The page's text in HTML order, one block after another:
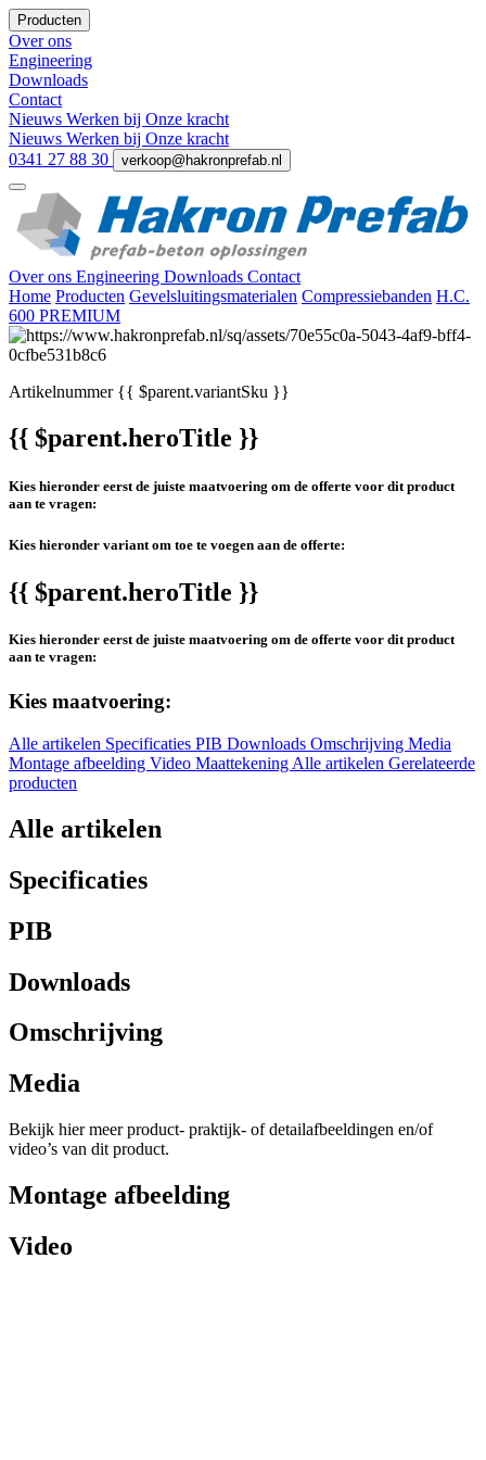
Producten
Over ons
Engineering
Downloads
Contact
Nieuws Werken bij Onze kracht
Nieuws Werken bij Onze kracht
0341 27 88 30
verkoop@hakronprefab.nl
Over ons Engineering Downloads Contact
Home Producten Gevelsluitingsmaterialen Compressiebanden H.C.
600 PREMIUM
Artikelnummer{{ $parent.variantSku }}
{{ $parent.heroTitle }}
Kies hieronder eerst de juiste maatvoering om de offerte voor dit product
aan te vragen:
Kies hieronder variant om toe te voegen aan de offerte:
{{ $parent.heroTitle }}
Kies hieronder eerst de juiste maatvoering om de offerte voor dit product
aan te vragen:
Kies maatvoering:
Alle artikelen Specificaties PIB Downloads Omschrijving Media
Montage afbeelding Video Maattekening Alle artikelen Gerelateerde
producten
Alle artikelen
Specificaties
PIB
Downloads
Omschrijving
Media
Bekijk hier meer product- praktijk- of detailafbeeldingen en/of
video’s van dit product.
Montage afbeelding
Video